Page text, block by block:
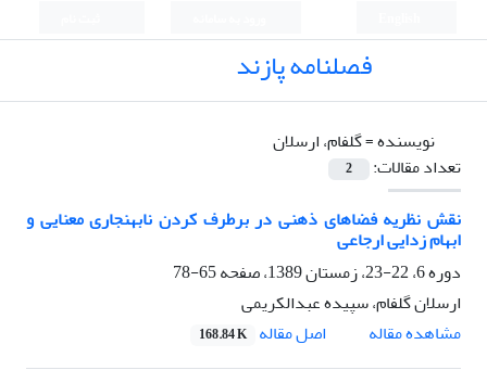
فصلنامه پازند
نویسنده =گلفام، ارسلان
تعداد مقالات:
2
نقش نظریه فضاهای ذهنی در برطرف کردن نابهنجاری معنایی و
ابهام زدایی ارجاعی
دوره 6، 22-23، زمستان 1389، صفحه
65-78
ارسلان گلفام، سپیده عبدالکریمی
مشاهده مقاله
اصل مقاله 168.84 K